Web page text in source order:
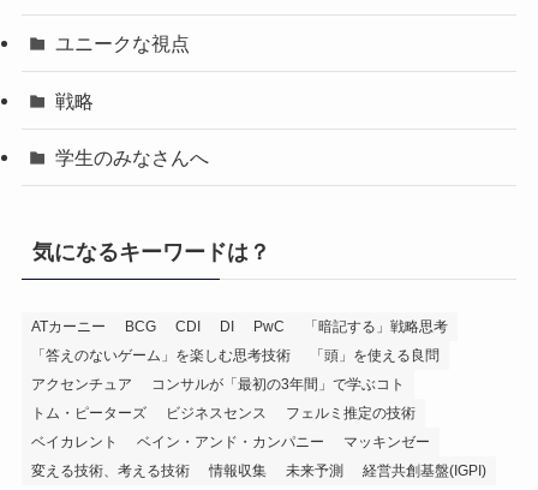
ユニークな視点
戦略
学生のみなさんへ
気になるキーワードは？
ATカーニー BCG CDI DI PwC
「暗記する」戦略思考
「答えのないゲーム」を楽しむ思考技術
「頭」を使える良問
アクセンチュア
コンサルが「最初の3年間」で学ぶコト
トム・ピーターズ
ビジネスセンス
フェルミ推定の技術
ベイカレント
ベイン・アンド・カンパニー
マッキンゼー
変える技術、考える技術
情報収集 未来予測 経営共創基盤(IGPI)